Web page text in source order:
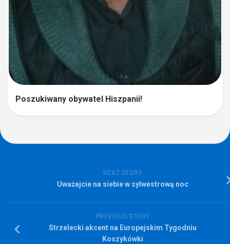
Poszukiwany obywatel Hiszpanii!
NEXT STORY
Uważajcie na siebie w sylwestrową noc
PREVIOUS STORY
Strzelecki akcent na Europejskim Tygodniu
Koszykówki